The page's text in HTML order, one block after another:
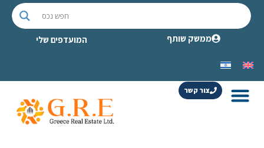
ממשק שותף המועדפים שלי
צור קשר